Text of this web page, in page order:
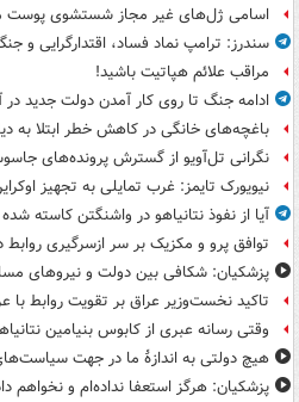
اسامی ژل‌های غیر مجاز شستشوی پوست
سندرز: ترامپ نماد فساد، اقتدارگرایی و
مراقب علائم هپاتیت باشید!
ادامه جنگ تا روی کار آمدن دولت جدید در
باغچه‌های خانگی در کاهش خطر ابتلا به
نگرانی تل‌آویو از گسترش پرونده‌های
نیویورک تایمز: غرب تمایلی به تجهیز
آیا از نفوذ نتانیاهو در واشنگتن کاسته
توافق پرو و مکزیک بر سر ازسرگیری روابط
پزشکیان: شکافی بین دولت و نیروهای
تاکید نخست‌وزیر عراق بر تقویت روابط با
وقتی رسانه عبری از کابوس بنیامین
هیچ دولتی به اندازۀ ما در جهت
پزشکیان: هرگز استعفا نداده‌ام و نخواهم